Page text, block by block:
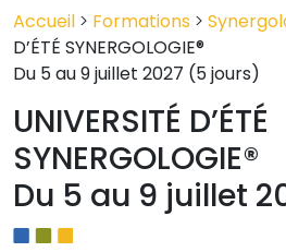
Accueil > Formations >
D’ÉTÉ SYNERGOLOGIE®
Du 5 au 9 juillet 2027 (5 jours)
UNIVERSITÉ D’ÉTÉ
SYNERGOLOGIE®
Du 5 au 9 juillet